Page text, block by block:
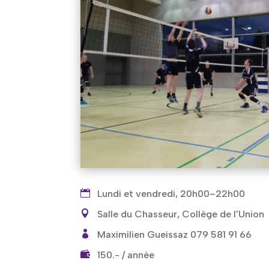
Lundi et vendredi, 20h00–22h00
Salle du Chasseur, Collège de l'Union
Maximilien Gueissaz 079 581 91 66
150.- / année